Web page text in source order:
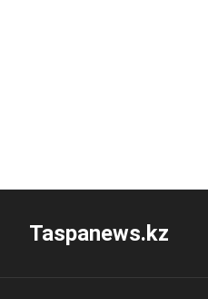
Taspanews.kz